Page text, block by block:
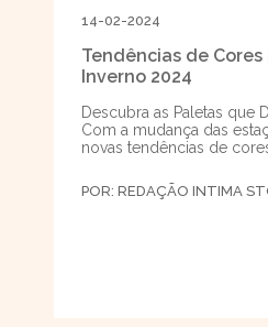
14-02-2024
Tendências de
Inverno 2024
Descubra as Paletas que
Com a mudança das
novas tendências de
POR: REDAÇÃO INTIMA